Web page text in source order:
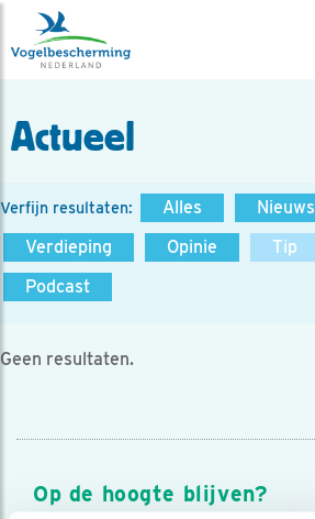
Actueel
Verfijn resultaten: Alles Nieuws
Verdieping
Opinie Tip
Podcast
Geen resultaten.
Op de hoogte blijven?